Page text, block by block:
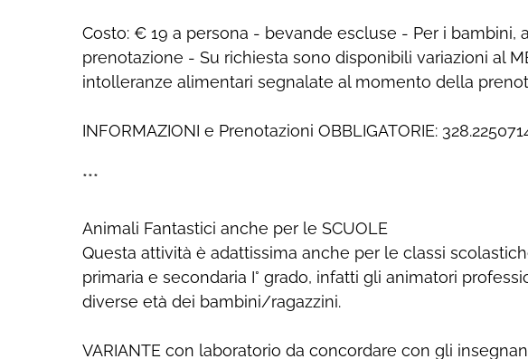
Costo: € 19 a persona - bevande escluse - Per i bambini,
prenotazione - Su richiesta sono disponibili variazioni al
intolleranze alimentari segnalate al momento della
INFORMAZIONI e Prenotazioni OBBLIGATORIE:
***
Animali Fantastici anche per le SCUOLE
Questa attività è adattissima anche per le classi
primaria e secondaria I° grado, infatti gli animatori
diverse età dei bambini/ragazzini.
VARIANTE con laboratorio da concordare con gli